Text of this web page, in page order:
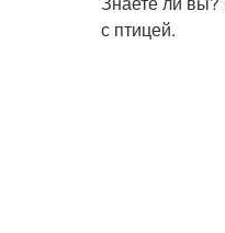
с птицей.